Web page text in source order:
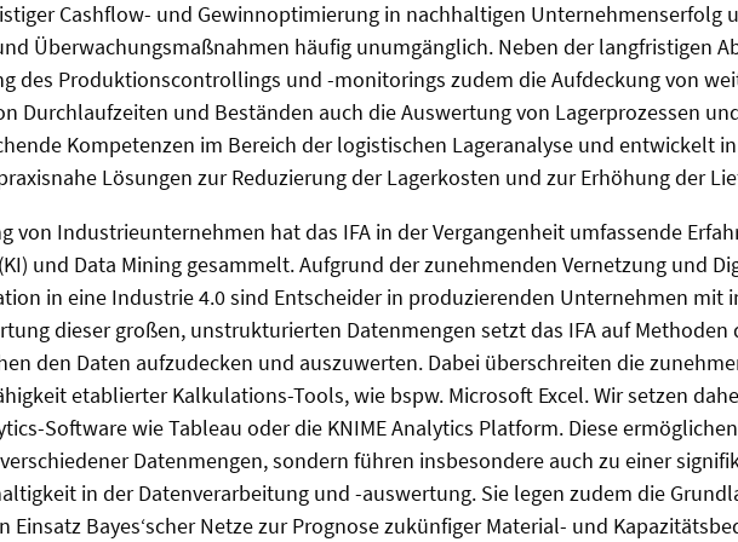
Cashflow- und Gewinnoptimierung in nachhaltigen Unternehmenserfolg
Überwachungsmaßnahmen häufig unumgänglich. Neben der langfristigen
des Produktionscontrollings und -monitorings zudem die Aufdeckung von
Durchlaufzeiten und Beständen auch die Auswertung von Lagerprozessen
Kompetenzen im Bereich der logistischen Lageranalyse und entwickelt
Lösungen zur Reduzierung der Lagerkosten und zur Erhöhung der
von Industrieunternehmen hat das IFA in der Vergangenheit umfassende
und Data Mining gesammelt. Aufgrund der zunehmenden Vernetzung und
in eine Industrie 4.0 sind Entscheider in produzierenden Unternehmen mit
dieser großen, unstrukturierten Datenmengen setzt das IFA auf
den Daten aufzudecken und auszuwerten. Dabei überschreiten die
etablierter Kalkulations-Tools, wie bspw. Microsoft Excel. Wir setzen
Software wie Tableau oder die KNIME Analytics Platform. Diese
Datenmengen, sondern führen insbesondere auch zu einer
in der Datenverarbeitung und -auswertung. Sie legen zudem die
Einsatz Bayes‘scher Netze zur Prognose zukünfiger Material- und